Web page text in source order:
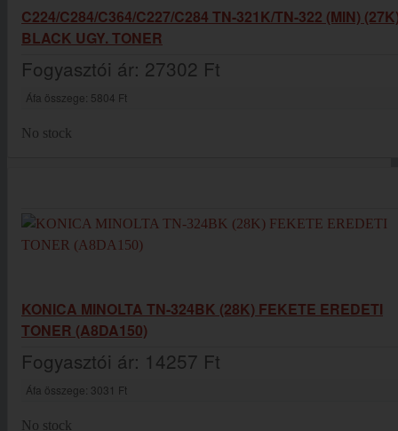
C224/C284/C364/C227/C284 TN-321K/TN-322 (MIN)
BLACK UGY. TONER
Fogyasztói ár: 27302 Ft
Áfa összege: 5804 Ft
No stock
KONICA MINOLTA TN-324BK (28K) FEKETE EREDETI
TONER (A8DA150)
Fogyasztói ár: 14257 Ft
Áfa összege: 3031 Ft
No stock